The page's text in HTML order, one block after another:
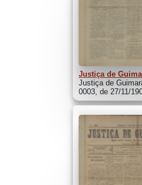
Justiça de
Justiça de
0003, de 27/11/